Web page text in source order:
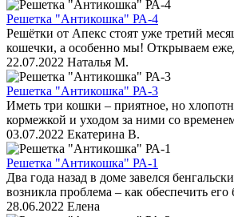
Решетка "Антикошка" РА-4
Решётки от Апекс стоят уже третий
кошечки, а особенно мы! Открываем
22.07.2022 Наталья М.
Решетка "Антикошка" РА-3
Иметь три кошки – приятное, но
кормежкой и уходом за ними со
03.07.2022 Екатерина В.
Решетка "Антикошка" РА-1
Два года назад в доме завелся
возникла проблема – как обеспечить его
28.06.2022 Елена